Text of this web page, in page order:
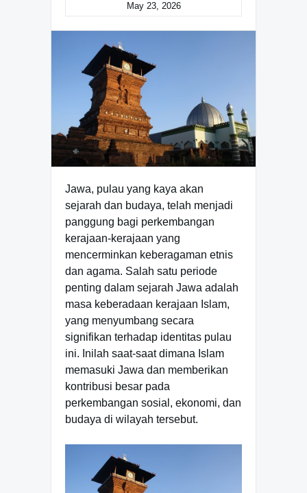
May 23, 2026
Jawa, pulau yang kaya akan
sejarah dan budaya, telah menjadi
panggung bagi perkembangan
kerajaan-kerajaan yang
mencerminkan keberagaman etnis
dan agama. Salah satu periode
penting dalam sejarah Jawa adalah
masa keberadaan kerajaan Islam,
yang menyumbang secara
signifikan terhadap identitas pulau
ini. Inilah saat-saat dimana Islam
memasuki Jawa dan memberikan
kontribusi besar pada
perkembangan sosial, ekonomi, dan
budaya di wilayah tersebut.